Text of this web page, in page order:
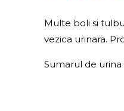
Multe boli si
vezica urinara.
Sumarul de